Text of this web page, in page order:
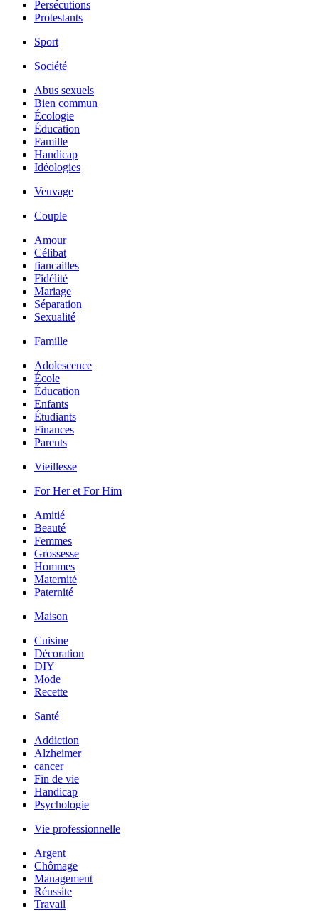
Persécutions
Protestants
Sport
Société
Abus sexuels
Bien commun
Écologie
Éducation
Famille
Handicap
Idéologies
Veuvage
Couple
Amour
Célibat
fiancailles
Fidélité
Mariage
Séparation
Sexualité
Famille
Adolescence
École
Éducation
Enfants
Étudiants
Finances
Parents
Vieillesse
For Her et For Him
Amitié
Beauté
Femmes
Grossesse
Hommes
Maternité
Paternité
Maison
Cuisine
Décoration
DIY
Mode
Recette
Santé
Addiction
Alzheimer
cancer
Fin de vie
Handicap
Psychologie
Vie professionnelle
Argent
Chômage
Management
Réussite
Travail